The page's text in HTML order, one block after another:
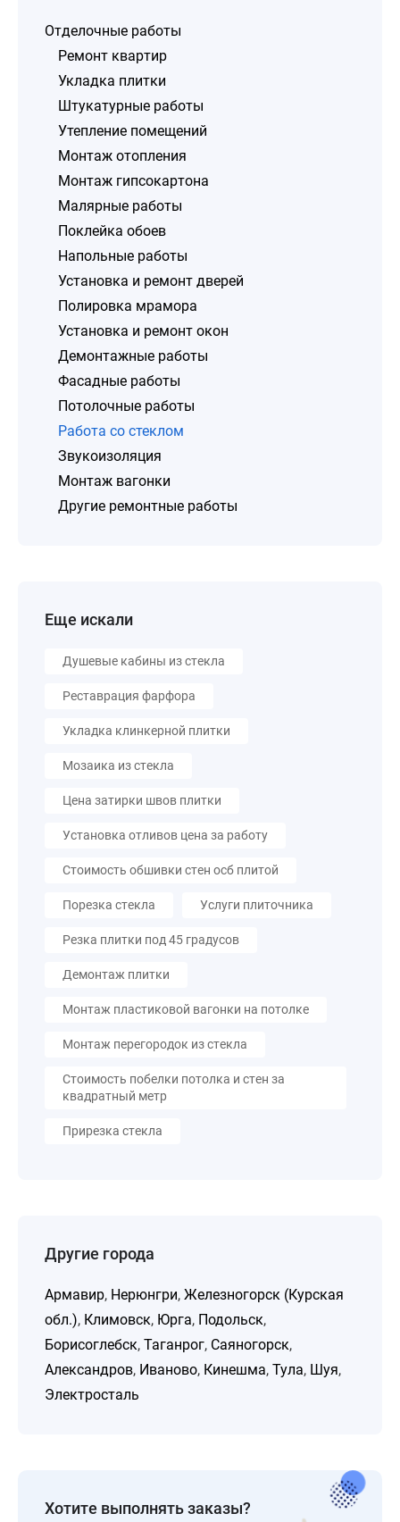
Отделочные работы
Ремонт квартир
Укладка плитки
Штукатурные работы
Утепление помещений
Монтаж отопления
Монтаж гипсокартона
Малярные работы
Поклейка обоев
Напольные работы
Установка и ремонт дверей
Полировка мрамора
Установка и ремонт окон
Демонтажные работы
Фасадные работы
Потолочные работы
Работа со стеклом
Звукоизоляция
Монтаж вагонки
Другие ремонтные работы
Еще искали
Душевые кабины из стекла
Реставрация фарфора
Укладка клинкерной плитки
Мозаика из стекла
Цена затирки швов плитки
Установка отливов цена за работу
Стоимость обшивки стен осб плитой
Порезка стекла Услуги плиточника
Резка плитки под 45 градусов
Демонтаж плитки
Монтаж пластиковой вагонки на потолке
Монтаж перегородок из стекла
Стоимость побелки потолка и стен за
квадратный метр
Прирезка стекла
Другие города
Армавир, Нерюнгри, Железногорск (Курская
обл.), Климовск, Юрга, Подольск,
Борисоглебск, Таганрог, Саяногорск,
Александров, Иваново, Кинешма, Тула, Шуя,
Электросталь
Хотите выполнять заказы?